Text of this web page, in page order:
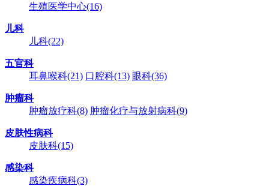
生殖医学中心(16)
儿科
儿科(22)
五官科
耳鼻喉科(21) 口腔科(13) 眼科(36)
肿瘤科
肿瘤放疗科(8) 肿瘤化疗与放射病科(9)
皮肤性病科
皮肤科(15)
感染科
感染疾病科(3)